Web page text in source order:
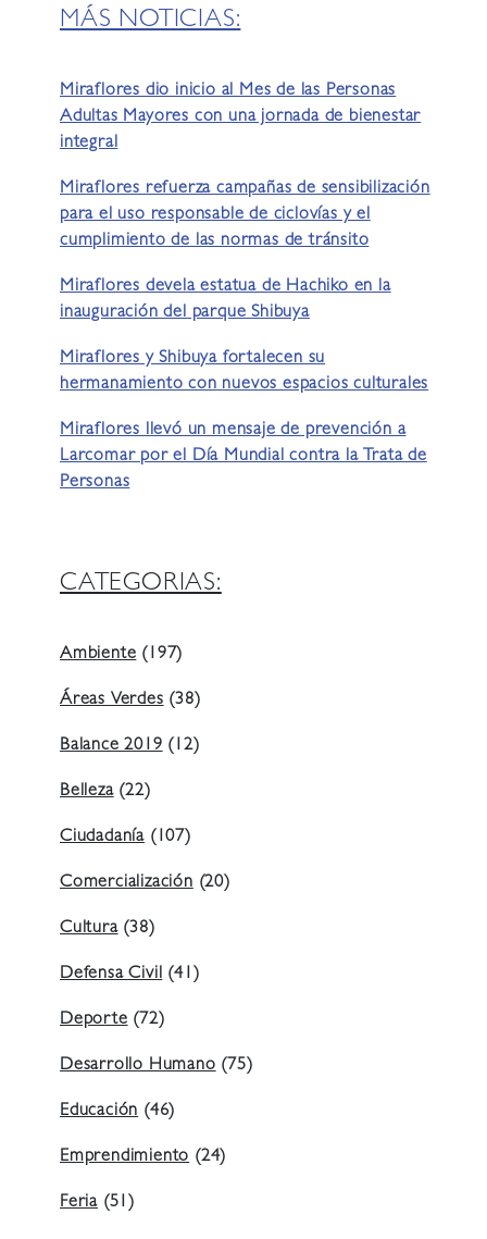
MÁS NOTICIAS:
Miraflores dio inicio al Mes de las Personas
Adultas Mayores con una jornada de bienestar
integral
Miraflores refuerza campañas de sensibilización
para el uso responsable de ciclovías y el
cumplimiento de las normas de tránsito
Miraflores devela estatua de Hachiko en la
inauguración del parque Shibuya
Miraflores y Shibuya fortalecen su
hermanamiento con nuevos espacios culturales
Miraflores llevó un mensaje de prevención a
Larcomar por el Día Mundial contra la Trata de
Personas
CATEGORIAS:
Ambiente(197)
Áreas Verdes(38)
Balance 2019(12)
Belleza(22)
Ciudadanía (107)
Comercialización(20)
Cultura(38)
Defensa Civil(41)
Deporte(72)
Desarrollo Humano(75)
Educación(46)
Emprendimiento(24)
Feria (51)